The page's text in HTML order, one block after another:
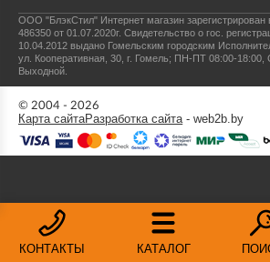
КОНТАКТЫ КАТАЛОГ
ООО "БлэкСтил" Интернет магазин
486350 от 01.07.2020г.Свидетельство о гос.
10.04.2012 выдано Гомельским городским
ул. Кооперативная, 30, г. Гомель; ПН-ПТ 08:00-
Выходной.
© 2004 - 2026
Карта сайтаРазработка сайта- web2b.by